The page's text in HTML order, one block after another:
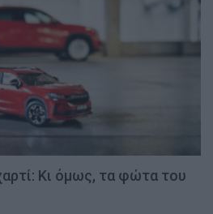
Κι όμως, τα φώτα του